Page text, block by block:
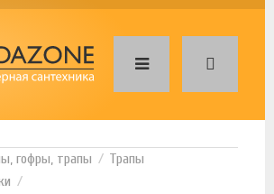
гофры, трапы
Трапы